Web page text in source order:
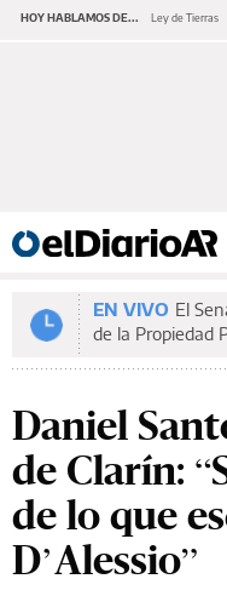
HOY HABLAMOS DE... Ley de Tierras
EN VIVO El
de la Propiedad
Daniel
de Clarín:
de lo que
D’Alessio”